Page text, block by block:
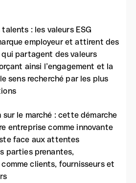
: les valeurs ESG
employeur et attirent des
partagent des valeurs
ainsi l’engagement et la
sens recherché par les plus
le marché : cette démarche
entreprise comme innovante
face aux attentes
parties prenantes,
clients, fournisseurs et